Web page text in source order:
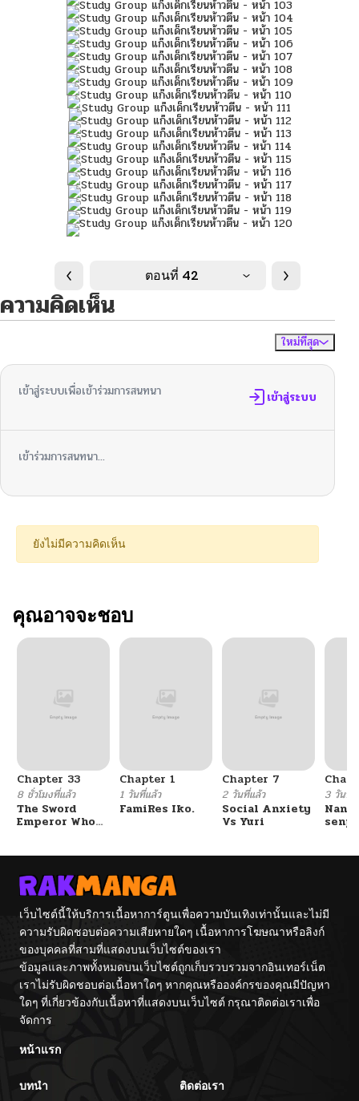
ตอนที่ 42
ความคิดเห็น
ใหม่ที่สุด
เข้าสู่ระบบเพื่อเข้าร่วมการสนทนา เข้าสู่ระบบ
เข้าร่วมการสนทนา...
ยังไม่มีความคิดเห็น
คุณอาจจะชอบ
Chapter 33
8 ชั่วโมงที่แล้ว
The Sword
Emperor Who
จักรพรรดิเทพดาบ
ผงาดเหนือชาติภพ
Chapter 1
1 วันที่แล้ว
FamiRes Iko.
Chapter 7
2 วันที่แล้ว
Social Anxiety
Vs Yuri
3 วันที่
เว็บไซต์นี้ให้บริการเนื้อหาการ์ตูนเพื่อความบันเทิงเท่านั้นและไม่มี
ความรับผิดชอบต่อความเสียหายใดๆ เนื้อหาการโฆษณาหรือลิงก์
ของบุคคลที่สามที่แสดงบนเว็บไซต์ของเรา
ข้อมูลและภาพทั้งหมดบนเว็บไซต์ถูกเก็บรวบรวมจากอินเทอร์เน็ต
เราไม่รับผิดชอบต่อเนื้อหาใดๆ หากคุณหรือองค์กรของคุณมีปัญหา
ใดๆ ที่เกี่ยวข้องกับเนื้อหาที่แสดงบนเว็บไซต์ กรุณาติดต่อเราเพื่อ
จัดการ
หน้าแรก
บทนำ ติดต่อเรา